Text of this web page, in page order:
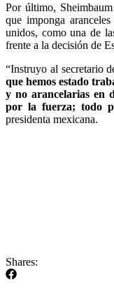
Por último,
que imponga
unidos, como una de
frente a la decisión de
“Instruyo al secretario
que hemos estado
y no arancelarias en
por la fuerza; todo
presidenta mexicana.
Shares: